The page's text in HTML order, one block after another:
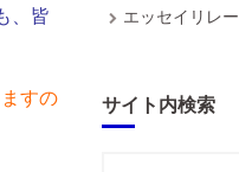
、皆
すの
エッセイリレー
サイト内検索